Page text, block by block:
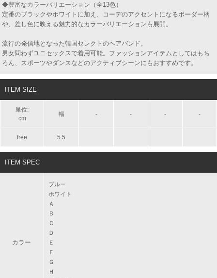
◆豊富なカラーバリエーション（全13色）
定番のブラックやホワイトに加え、コーデのアクセントになるボーダー柄
や、差し色に映える魅力的なカラーバリエーションも展開。
流行の発信地となった韓国セレクトのヘアバンド。
男女問わずユニセックスで着用可能。ファッションアイテムとしてはもち
ろん、スポーツやダンスなどのアクティブシーンにもおすすめです。
ITEM SIZE
単位:
cm
幅 - - - -
free 5.5
ITEM SPEC
カラー
ブルー
ホワイト
Ａ
Ｂ
Ｃ
Ｄ
Ｅ
Ｆ
Ｇ
Ｈ